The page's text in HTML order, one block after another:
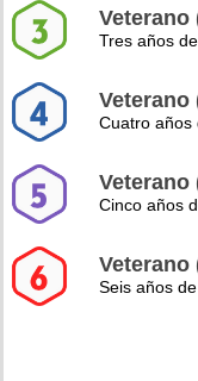
Veterano
Tres años
Veterano
Cuatro años
Veterano
Cinco años
Veterano
Seis años